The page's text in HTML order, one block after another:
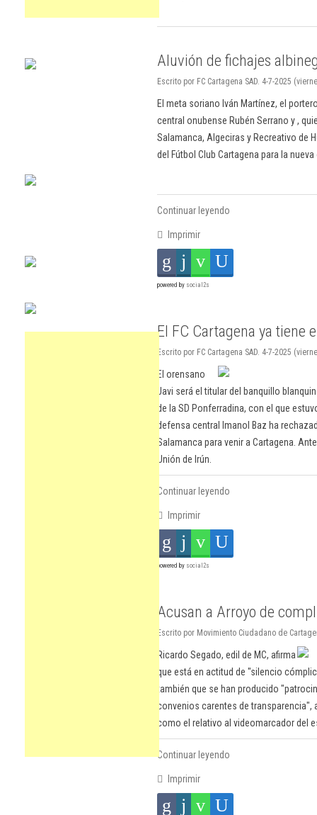
Aluvión de fichajes
Escrito por FC Cartagena SAD. 4-7-2025
El meta soriano Iván Martínez, el
central onubense Rubén Serrano y ,
Salamanca, Algeciras y Recreativo de
del Fútbol Club Cartagena para la
Continuar leyendo
Imprimir
powered by social2s
El FC Cartagena ya tiene
Escrito por FC Cartagena SAD. 4-7-2025
El orensano
Javi será el titular del banquillo
de la SD Ponferradina, con el que
defensa central Imanol Baz ha
Salamanca para venir a Cartagena.
Unión de Irún.
Continuar leyendo
Imprimir
powered by social2s
Acusan a Arroyo de
Escrito por Movimiento Ciudadano de
Ricardo Segado, edil de MC, afirma
que está en actitud de "silencio
también que se han producido
convenios carentes de
como el relativo al videomarcador del
Continuar leyendo
Imprimir